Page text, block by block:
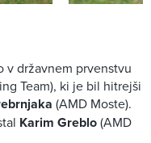
v državnem prvenstvu
Team), ki je bil hitrejši
(AMD Moste).
Karim Greblo(AMD